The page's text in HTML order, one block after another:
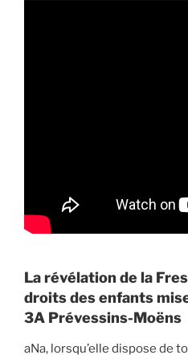
La révélation de la
droits des enfants
3A Prévessins-Moëns
aNa, lorsqu’elle dispose de